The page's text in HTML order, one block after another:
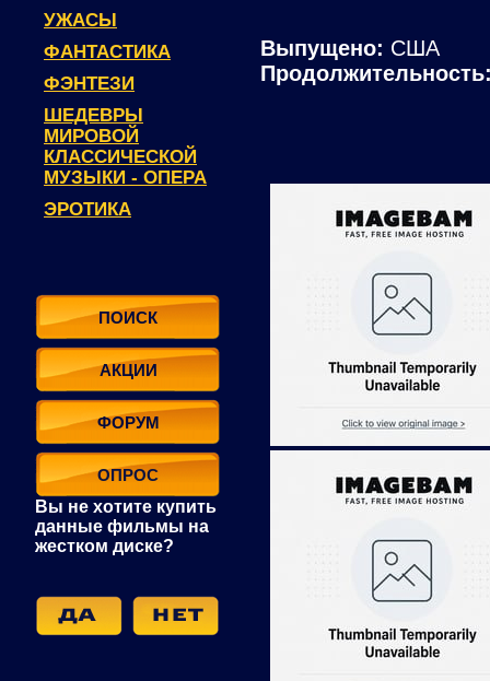
УЖАСЫ
ФАНТАСТИКА
ФЭНТЕЗИ
ШЕДЕВРЫ
МИРОВОЙ
КЛАССИЧЕСКОЙ
МУЗЫКИ - ОПЕРА
ЭРОТИКА
ПОИСК
АКЦИИ
ФОРУМ
ОПРОС
Вы не хотите купить
данные фильмы на
жестком диске?
Выпущено: США